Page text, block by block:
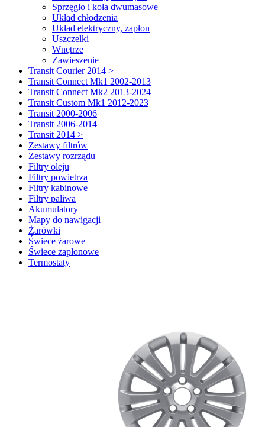
Sprzęgło i koła dwumasowe
Układ chłodzenia
Układ elektryczny, zapłon
Uszczelki
Wnętrze
Zawieszenie
Transit Courier 2014 >
Transit Connect Mk1 2002-2013
Transit Connect Mk2 2013-2024
Transit Custom Mk1 2012-2023
Transit 2000-2006
Transit 2006-2014
Transit 2014 >
Zestawy filtrów
Zestawy rozrządu
Filtry oleju
Filtry powietrza
Filtry kabinowe
Filtry paliwa
Akumulatory
Mapy do nawigacji
Żarówki
Świece żarowe
Świece zapłonowe
Termostaty